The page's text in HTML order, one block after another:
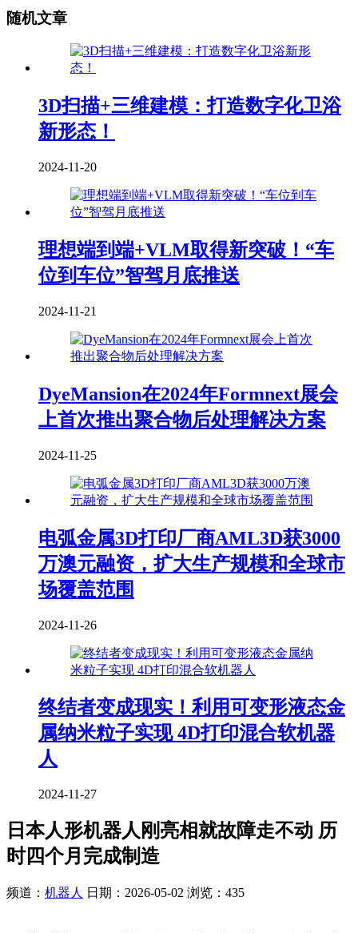
随机文章
3D扫描+三维建模：打造数字化卫浴
新形态！
2024-11-20
理想端到端+VLM取得新突破！“车
位到车位”智驾月底推送
2024-11-21
DyeMansion在2024年Formnext展会
上首次推出聚合物后处理解决方案
2024-11-25
电弧金属3D打印厂商AML3D获3000
万澳元融资，扩大生产规模和全球市
场覆盖范围
2024-11-26
终结者变成现实！利用可变形液态金
属纳米粒子实现 4D打印混合软机器
人
2024-11-27
日本人形机器人刚亮相就故障走不动 历
时四个月完成制造
频道： 机器人 日期： 2026-05-02 浏览：435